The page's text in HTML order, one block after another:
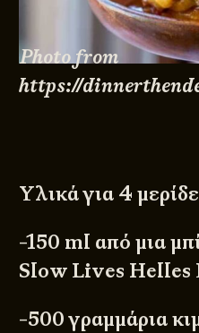
Photo from
https://
Υλικά για 4
-150 ml από μια
Slow Lives Helles
-500 γραμμάρια